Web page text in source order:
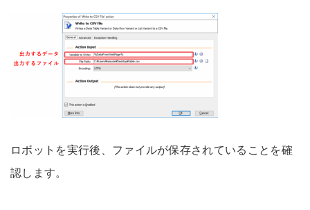
ロボットを実行後、ファイルが保存されていることを確
認します。